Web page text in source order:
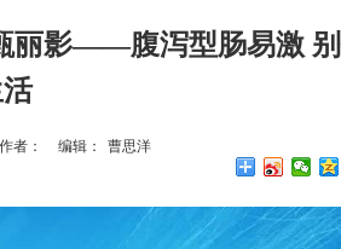
丽影——腹泻型肠易激
作者： 编辑： 曹思洋